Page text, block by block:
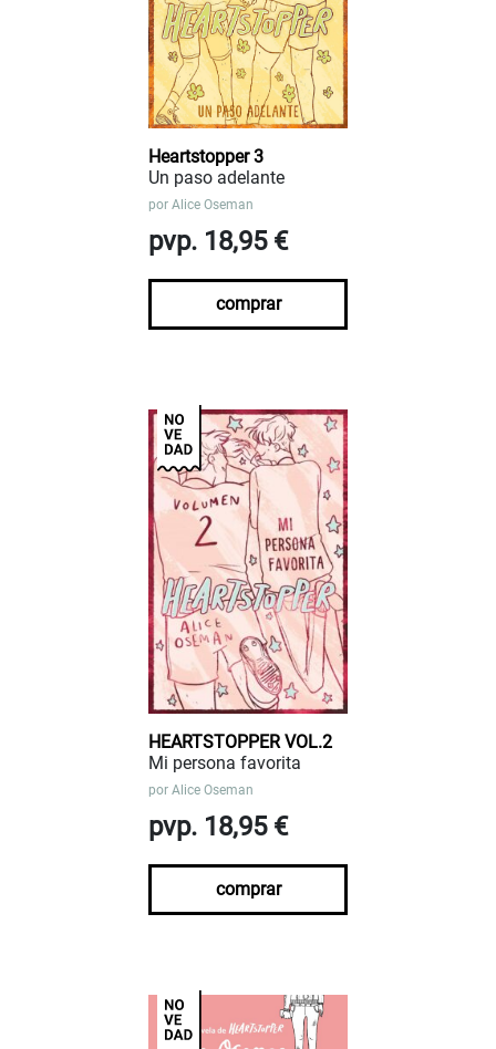
Heartstopper 3
Un paso adelante
por Alice Oseman
pvp. 18,95 €
comprar
HEARTSTOPPER VOL.2
Mi persona favorita
por Alice Oseman
pvp. 18,95 €
comprar